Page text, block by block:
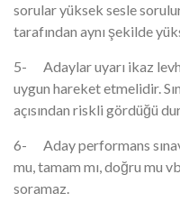
sorular yüksek sesle
tarafından aynı şekilde
5- Adaylar uyarı ikaz
uygun hareket etmelidir.
açısından riskli gördüğü
6- Aday performans
mu, tamam mı, doğru mu
soramaz.